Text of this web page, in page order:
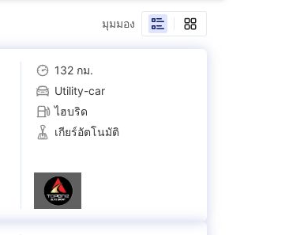
มุมมอง
132 กม.
Utility-car
ไฮบริด
เกียร์อัตโนมัติ